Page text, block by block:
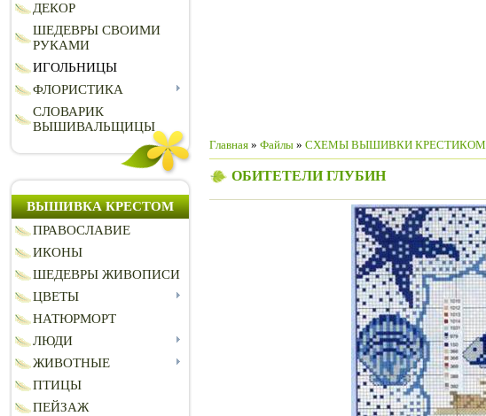
ДЕКОР
ШЕДЕВРЫ СВОИМИ
РУКАМИ
ИГОЛЬНИЦЫ
ФЛОРИСТИКА
СЛОВАРИК
ВЫШИВАЛЬЩИЦЫ
ВЫШИВКА КРЕСТОМ
ПРАВОСЛАВИЕ
ИКОНЫ
ШЕДЕВРЫ ЖИВОПИСИ
ЦВЕТЫ
НАТЮРМОРТ
ЛЮДИ
ЖИВОТНЫЕ
ПТИЦЫ
ПЕЙЗАЖ
Главная » Файлы » СХЕМЫ ВЫШИВКИ КРЕСТИКОМ
ОБИТЕТЕЛИ ГЛУБИН